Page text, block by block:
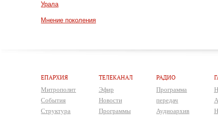
Урала
Мнение поколения
ЕПАРХИЯ
Митрополит
События
Структура
ТЕЛЕКАНАЛ
Эфир
Новости
Программы
РАДИО
Программа
передач
Аудиоархив